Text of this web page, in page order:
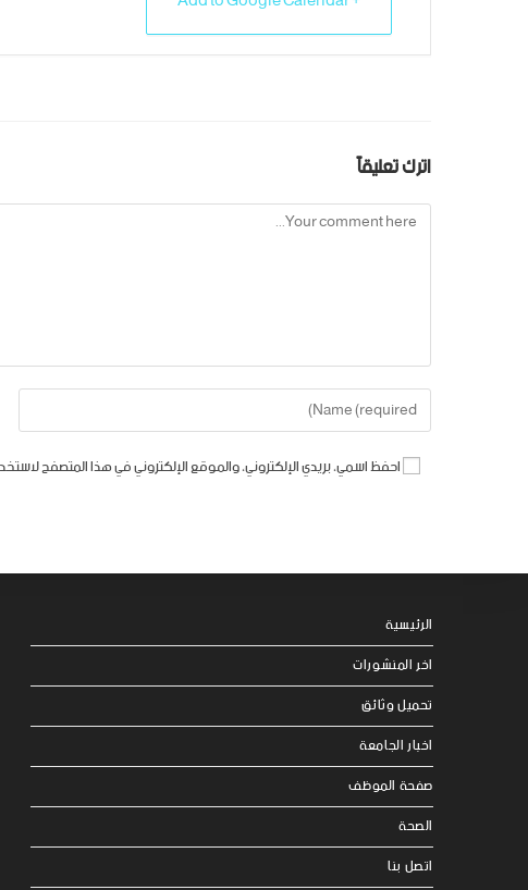
اترك تعليقاً
احفظ اسمي، بريدي الإلكتروني، والموقع الإلكتروني في هذا المتصفح
الرئيسية
اخر المنشورات
تحميل وثائق
اخبار الجامعة
صفحة الموظف
الصحة
اتصل بنا